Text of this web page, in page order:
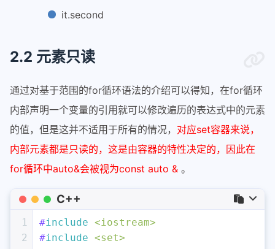
it.second
2.2 元素只读
通过对基于范围的for循环语法的介绍可以得知，在for循环
内部声明一个变量的引用就可以修改遍历的表达式中的元素
的值，但是这并不适用于所有的情况， 对应set容器来说，
内部元素都是只读的，这是由容器的特性决定的，因此在
for循环中auto&会被视为const auto & 。
C++
1
2
#include <iostream>
#include <set>